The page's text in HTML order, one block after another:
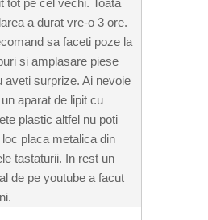
tot pe cel vechi. Toata
a durat vre-o 3 ore.
sa faceti poze la
si amplasare piese
aveti surprize. Ai nevoie
aparat de lipit cu
plastic altfel nu poti
loc placa metalica din
tastaturii. In rest un
de pe youtube a facut